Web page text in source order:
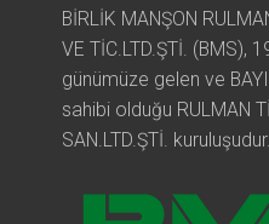
BİRLİK MANŞON
VE TİC.LTD.ŞTİ. (BMS),
günümüze gelen ve
sahibi olduğu RULMAN
SAN.LTD.ŞTİ. kuruluşudur.